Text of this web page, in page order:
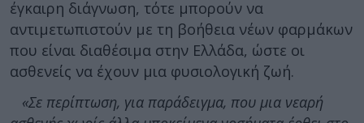
έγκαιρη διάγνωση, τότε μπορούν να
αντιμετωπιστούν με τη βοήθεια νέων φαρμάκων
που είναι διαθέσιμα στην Ελλάδα, ώστε οι
ασθενείς να έχουν μια φυσιολογική ζωή.
«Σε περίπτωση, για παράδειγμα, που μια νεαρή